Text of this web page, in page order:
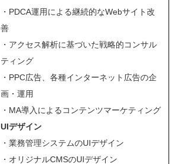
・PDCA運用による継続的なWebサイト改
善
・アクセス解析に基づいた戦略的コンサル
ティング
・PPC広告、各種インターネット広告の企
画・運用
・MA導入によるコンテンツマーケティング
UIデザイン
・業務管理システムのUIデザイン
・オリジナルCMSのUIデザイン